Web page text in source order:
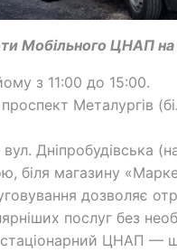
Мобільного ЦНАП
з 11:00 до 15:00.
Металургів
Дніпробудівська
біля магазину
дозволяє
послуг без
стаціонарний ЦНАП —